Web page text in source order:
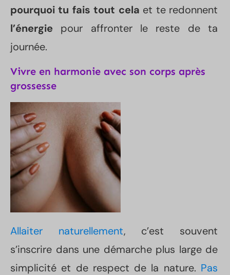
pourquoi tu fais tout cela et te redonnent
l’énergie pour affronter le reste de ta
journée.
Vivre en harmonie avec son corps après
grossesse
Allaiter naturellement, c’est souvent
s’inscrire dans une démarche plus large de
simplicité et de respect de la nature. Pas